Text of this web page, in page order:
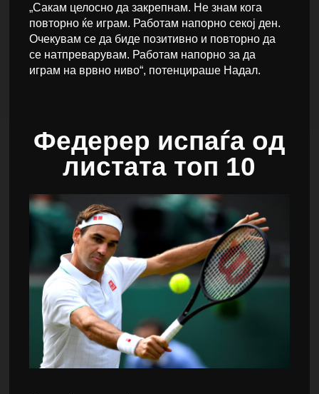
„Сакам целосно да закрепнам. Не знам кога
повторно ќе играм. Работам напорно секој ден.
Очекувам се да биде позитивно и повторно да
се натпреварувам. Работам напорно за да
играм на врвно ниво“, потенцираше Надал.
Федерер испаѓа од
листата топ 10